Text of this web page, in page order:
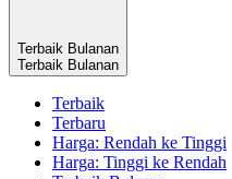
Terbaik Bulanan
Terbaik Bulanan
Terbaik
Terbaru
Harga: Rendah ke Tinggi
Harga: Tinggi ke Rendah